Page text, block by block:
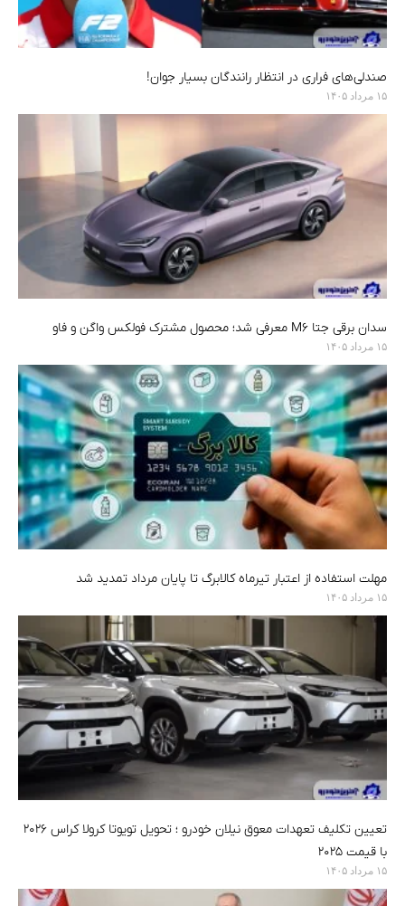
صندلی‌های فراری در انتظار رانندگان بسیار جوان!
۱۵ مرداد ۱۴۰۵
سدان برقی جتا M6 معرفی شد؛ محصول مشترک فولکس واگن و فاو
۱۵ مرداد ۱۴۰۵
مهلت استفاده از اعتبار تیرماه کالابرگ تا پایان مرداد تمدید شد
۱۵ مرداد ۱۴۰۵
تعیین تکلیف تعهدات معوق نیلان خودرو ؛ تحویل تویوتا کرولا کراس ۲۰۲۶
با قیمت ۲۰۲۵
۱۵ مرداد ۱۴۰۵